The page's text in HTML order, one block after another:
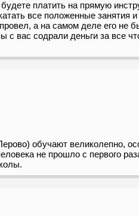
платить на прямую
все положенные занятия
а на самом деле его не
с вас содрали деньги за все
обучают великолепно,
не прошло с первого